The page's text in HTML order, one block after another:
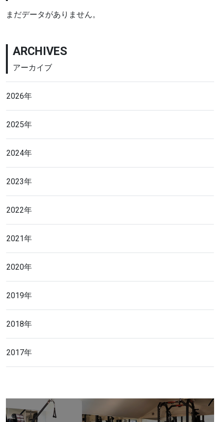
まだデータがありません。
ARCHIVES
アーカイブ
2026年
2025年
2024年
2023年
2022年
2021年
2020年
2019年
2018年
2017年